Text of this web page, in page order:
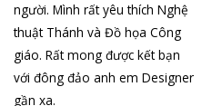
người. Mình rất yêu thích Nghệ
thuật Thánh và Đồ họa Công
giáo. Rất mong được kết bạn
với đông đảo anh em Designer
gần xa.